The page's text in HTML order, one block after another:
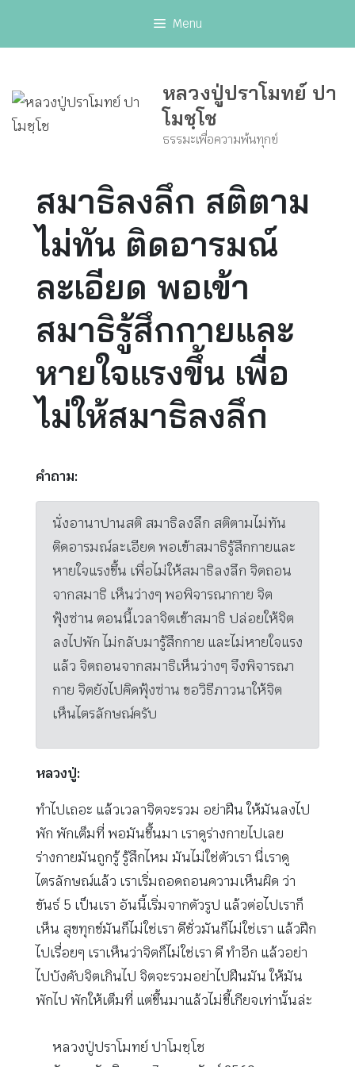
Menu
หลวงปู่ปราโมทย์ ปา
โมชฺโช
ธรรมะเพื่อความพ้นทุกข์
สมาธิลงลึก สติตาม
ไม่ทัน ติดอารมณ์
ละเอียด พอเข้า
สมาธิรู้สึกกายและ
หายใจแรงขึ้น เพื่อ
ไม่ให้สมาธิลงลึก
คำถาม:
นั่งอานาปานสติ สมาธิลงลึก สติตามไม่ทัน
ติดอารมณ์ละเอียด พอเข้าสมาธิรู้สึกกายและ
หายใจแรงขึ้น เพื่อไม่ให้สมาธิลงลึก จิตถอน
จากสมาธิ เห็นว่างๆ พอพิจารณากาย จิต
ฟุ้งซ่าน ตอนนี้เวลาจิตเข้าสมาธิ ปล่อยให้จิต
ลงไปพัก ไม่กลับมารู้สึกกาย และไม่หายใจแรง
แล้ว จิตถอนจากสมาธิเห็นว่างๆ จึงพิจารณา
กาย จิตยังไปคิดฟุ้งซ่าน ขอวิธีภาวนาให้จิต
เห็นไตรลักษณ์ครับ
หลวงปู่:
ทำไปเถอะ แล้วเวลาจิตจะรวม อย่าฝืน ให้มันลงไป
พัก พักเต็มที่ พอมันขึ้นมา เราดูร่างกายไปเลย
ร่างกายมันถูกรู้ รู้สึกไหม มันไม่ใช่ตัวเรา นี่เราดู
ไตรลักษณ์แล้ว เราเริ่มถอดถอนความเห็นผิด ว่า
ขันธ์ 5 เป็นเรา อันนี้เริ่มจากตัวรูป แล้วต่อไปเราก็
เห็น สุขทุกข์มันก็ไม่ใช่เรา ดีชั่วมันก็ไม่ใช่เรา แล้วฝึก
ไปเรื่อยๆ เราเห็นว่าจิตก็ไม่ใช่เรา ดี ทำอีก แล้วอย่า
ไปบังคับจิตเกินไป จิตจะรวมอย่าไปฝืนมัน ให้มัน
พักไป พักให้เต็มที่ แต่ขึ้นมาแล้วไม่ขี้เกียจเท่านั้นล่ะ
หลวงปู่ปราโมทย์ ปาโมชฺโช